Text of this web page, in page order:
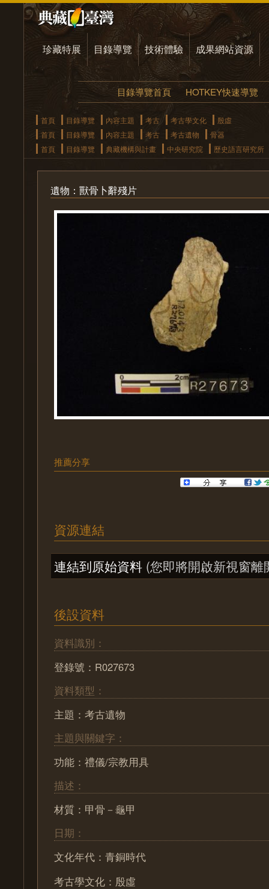
珍藏特展 目錄導覽 技術體驗 成果網站資源
目錄導覽首頁 HOTKEY快速導覽
首頁 目錄導覽 內容主題 考古 考古學文化
殷虛
首頁
目錄導覽 內容主題 考古 考古遺物
骨器
首頁
目錄導覽 典藏機構與計畫 中央研究院 歷史語言研究所
遺物：獸骨卜辭殘片
推薦分享
資源連結
連結到原始資料 (您即將開啟新視窗離
後設資料
資料識別：
登錄號：R027673
資料類型：
主題：考古遺物
主題與關鍵字：
功能：禮儀/宗教用具
描述：
材質：甲骨－龜甲
日期：
文化年代：青銅時代
考古學文化：殷虛